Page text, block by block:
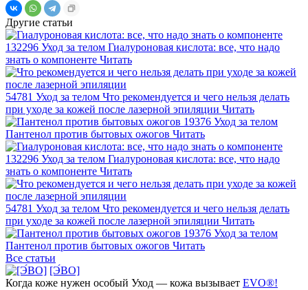
Другие статьи
132296 Уход за телом Гиалуроновая кислота: все, что надо
знать о компоненте Читать
54781 Уход за телом Что рекомендуется и чего нельзя делать
при уходе за кожей после лазерной эпиляции Читать
19376 Уход за телом
Пантенол против бытовых ожогов Читать
132296 Уход за телом Гиалуроновая кислота: все, что надо
знать о компоненте Читать
54781 Уход за телом Что рекомендуется и чего нельзя делать
при уходе за кожей после лазерной эпиляции Читать
19376 Уход за телом
Пантенол против бытовых ожогов Читать
Все статьи
[Э́ВО]
Когда коже нужен особый Уход — кожа вызывает EVO®!